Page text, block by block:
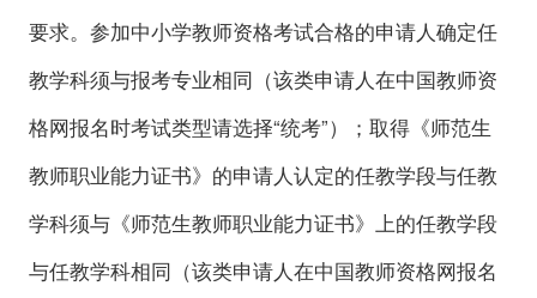
要求。参加中小学教师资格考试合格的申请人确定任
教学科须与报考专业相同（该类申请人在中国教师资
格网报名时考试类型请选择“统考”）；取得《师范生
教师职业能力证书》的申请人认定的任教学段与任教
学科须与《师范生教师职业能力证书》上的任教学段
与任教学科相同（该类申请人在中国教师资格网报名